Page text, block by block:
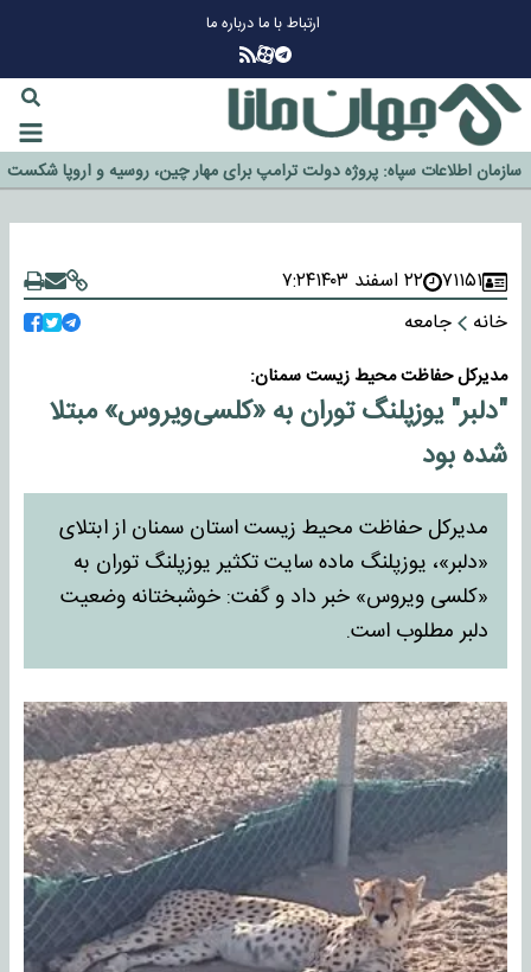
ارتباط با مادرباره ما
چرا طلا دوباره افزایشی شد؟
گزینه جدایی اوسمار روی میز مدیران پرسپولیس
آیا رئیس جمهور آمریکا قانون را دور می‌زند؟
اخراج رسمی چهره نامدار از پرسپولیس
سازمان اطلاعات سپاه: پروژه دولت ترامپ برای مهار چین، روسیه و اروپا شکست
۷۱۱۵۱ ۲۲ اسفند ۱۴۰۳
۷:۲۴
خانه
جامعه
مدیرکل حفاظت محیط زیست سمنان:
"دلبر" یوزپلنگ توران به «کلسی‌ویروس» مبتلا
شده بود
مدیرکل حفاظت محیط زیست استان سمنان از ابتلای
«دلبر»، یوزپلنگ ماده سایت تکثیر یوزپلنگ توران به
«کلسی ویروس» خبر داد و گفت: خوشبختانه وضعیت
دلبر مطلوب است.